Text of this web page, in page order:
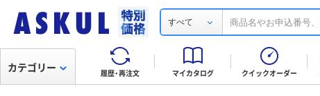
すべて
履歴・再注文 マイカタログ クイックオーダー
カテゴリー